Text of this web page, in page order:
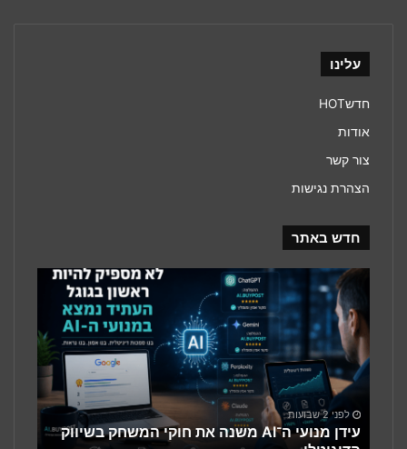
עלינו
חדשHOT
אודות
צור קשר
הצהרת נגישות
חדש באתר
עידן
מנועי
ה־AI
משנה
את
חוקי
המשחק
בשיווק
הדיגיטלי
לפני 2 שבועות
עידן מנועי ה־AI משנה את חוקי המשחק בשיווק